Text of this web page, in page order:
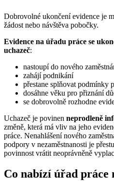
Dobrovolné ukončení evidence je
žádost nebo návštěva pobočky.
Evidence na úřadu práce se
uchazeč:
nastoupí do nového
zahájí podnikání
přestane splňovat podmínky
dosáhne věku pro přiznání
se dobrovolně rozhodne
Uchazeč je povinen neprodleně
změně, která má vliv na jeho
práce. Nenahlášení nového
podpory v nezaměstnanosti je
povinnost vrátit neoprávněně
Co nabízí úřad práce